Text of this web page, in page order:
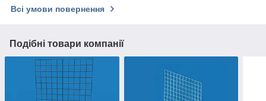
Всі умови повернення
Подібні товари компанії